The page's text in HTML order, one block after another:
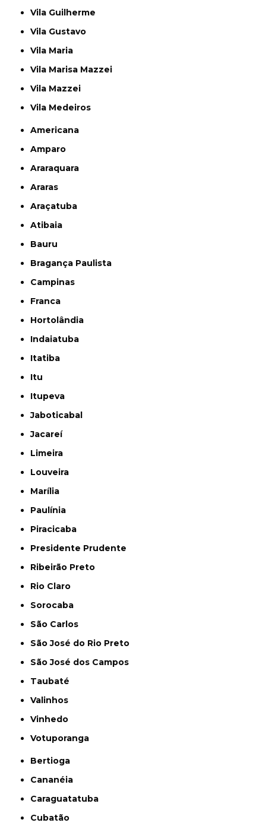
Vila Guilherme
Vila Gustavo
Vila Maria
Vila Marisa Mazzei
Vila Mazzei
Vila Medeiros
Americana
Amparo
Araraquara
Araras
Araçatuba
Atibaia
Bauru
Bragança Paulista
Campinas
Franca
Hortolândia
Indaiatuba
Itatiba
Itu
Itupeva
Jaboticabal
Jacareí
Limeira
Louveira
Marília
Paulínia
Piracicaba
Presidente Prudente
Ribeirão Preto
Rio Claro
Sorocaba
São Carlos
São José do Rio Preto
São José dos Campos
Taubaté
Valinhos
Vinhedo
Votuporanga
Bertioga
Cananéia
Caraguatatuba
Cubatão